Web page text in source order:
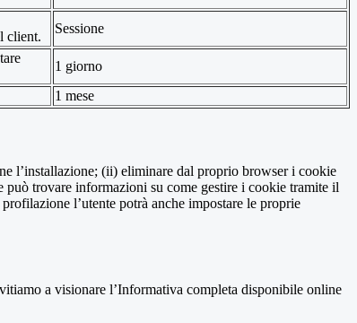
client.
Sessione
1 giorno
1 mese
l’installazione; (ii) eliminare dal proprio browser i cookie
può trovare informazioni su come gestire i cookie tramite il
l’utente potrà anche impostare le proprie
a visionare l’Informativa completa disponibile online